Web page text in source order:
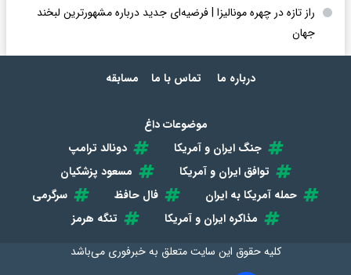
راز تازه در چهره مونالیزا | فرضیه‌ای جدید درباره مشهورترین لبخند
جهان
درباره ما تماس با ما مسابقه
موضوعات داغ
جنگ ایران و آمریکا
دونالد ترامپ
توافق ایران و آمریکا
مسعود پزشکیان
حمله آمریکا به ایران
فال حافظ
سرگرمی
مذاکره ایران و آمریکا
تنگه هرمز
کلیه حقوق این سایت متعلق بهخبرفوری می‌باشد